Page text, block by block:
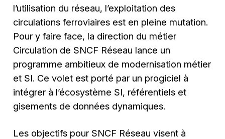
l’utilisation du réseau, l’exploitation des
circulations ferroviaires est en pleine mutation.
Pour y faire face, la direction du métier
Circulation de SNCF Réseau lance un
programme ambitieux de modernisation métier
et SI. Ce volet est porté par un progiciel à
intégrer à l’écosystème SI, référentiels et
gisements de données dynamiques.
Les objectifs pour SNCF Réseau visent à